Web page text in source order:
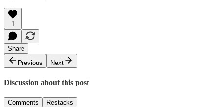
1
Share
Previous
Next
Discussion about this post
Comments Restacks